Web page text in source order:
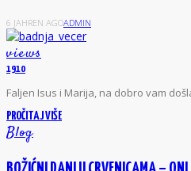
6 JAHREN AGOADMIN
views
1910
Faljen Isus i Marija, na dobro vam
PROČITAJ VIŠE
Blog